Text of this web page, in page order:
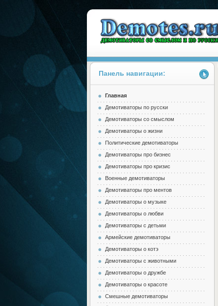
Demotes.ru
Панель навигации:
Главная
Демотиваторы по русски
Демотиваторы со смыслом
Демотиваторы о жизни
Политические демотиваторы
Демотиваторы про бизнес
Демотиваторы про кризис
Военные демотиваторы
Демотиваторы про ментов
Демотиваторы о музыке
Демотиваторы о любви
Демотиваторы с детьми
Армейские демотиваторы
Демотиваторы о котэ
Демотиваторы с животными
Демотиваторы о дружбе
Демотиваторы о красоте
Смешные демотиваторы